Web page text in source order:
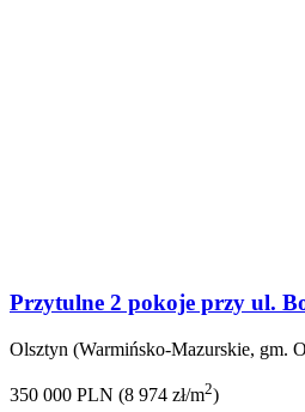
Przytulne 2 pokoje przy ul.
Olsztyn (Warmińsko-Mazurskie, gm.
350 000 PLN (8 974 zł/m2)